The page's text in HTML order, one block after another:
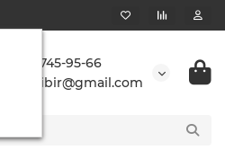
+7 923 745-95-66
buransibir@gmail.com